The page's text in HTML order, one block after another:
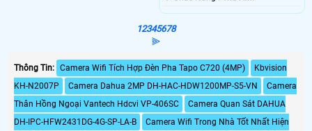
12345678
⫸
Thông Tin: Camera Wifi Tích Hợp Đèn Pha Tapo C720 (4MP)
Kbvision
KH-N2007P
Camera Dahua 2MP DH-HAC-HDW1200MP-S5-VN
Camera
Thân Hồng Ngoại Vantech Hdcvi VP-406SC
Camera Quan Sát DAHUA
DH-IPC-HFW2431DG-4G-SP-LA-B
Camera Wifi Trong Nhà Tốt Nhất Hiện